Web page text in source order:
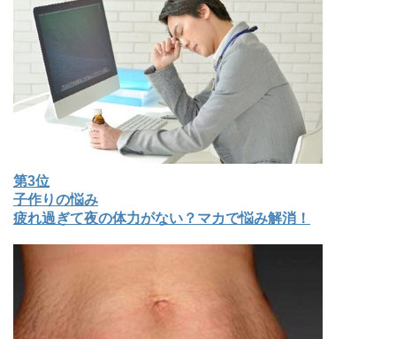
第3位
子作りの悩み
疲れ過ぎて夜の体力がない？マカで悩み解消！